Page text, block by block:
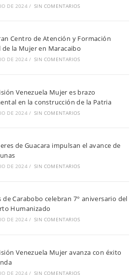
DE 2024 / SIN COMENTARIOS
Centro de Atención y Formación
de la Mujer en Maracaibo
DE 2024 / SIN COMENTARIOS
Venezuela Mujer es brazo
en la construcción de la Patria
DE 2024 / SIN COMENTARIOS
de Guacara impulsan el avance de
DE 2024 / SIN COMENTARIOS
de Carabobo celebran 7° aniversario del
Humanizado
DE 2024 / SIN COMENTARIOS
Venezuela Mujer avanza con éxito
DE 2024 / SIN COMENTARIOS